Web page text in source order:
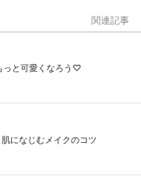
関連記事
っと可愛くなろう♡
になじむメイクのコツ